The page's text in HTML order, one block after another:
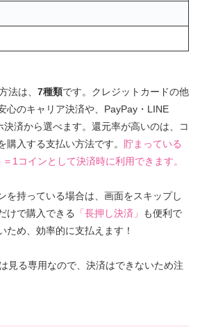
法は、 7種類です。クレジットカードの他
心のキャリア決済や、PayPay・LINE
決済から選べます。還元率が高いのは、コ
購入する支払い方法です。 貯まっている
1コインとして決済時に利用できます。
を持っている場合は、画面をスキップし
けで購入できる
「長押し決済」
も便利で
ため、効率的に支払えます！
見る専用なので、決済はできないため注